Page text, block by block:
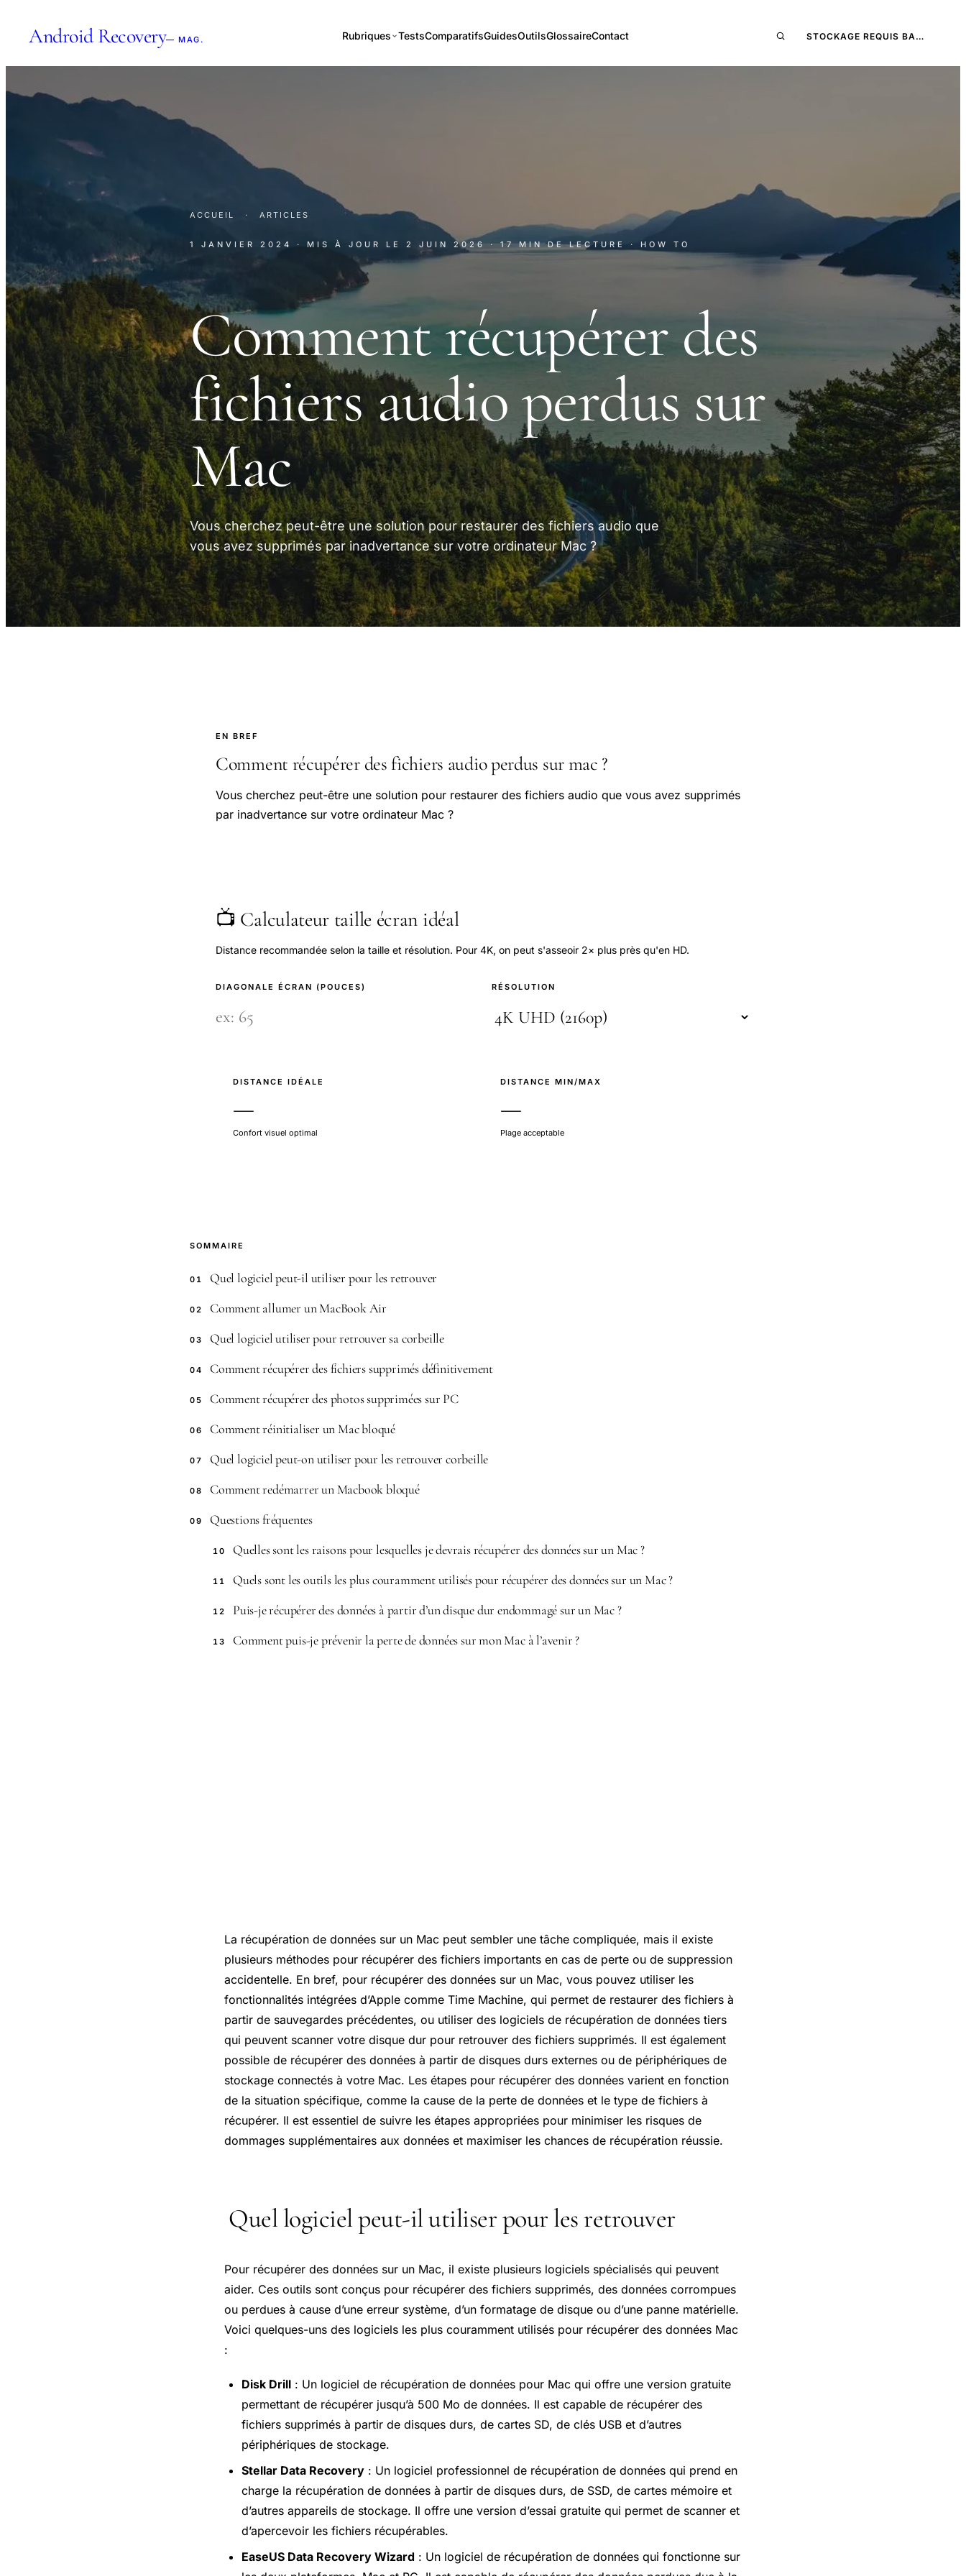
Android Recovery— MAG. Rubriques TestsComparatifsGuidesOutilsGlossaireContact STOCKAGE REQUIS BA…
ACCUEIL · ARTICLES
1 JANVIER 2024 · MIS À JOUR LE 2 JUIN 2026 · 17 MIN DE LECTURE · HOW TO
Comment récupérer des
fichiers audio perdus sur
Mac
Vous cherchez peut-être une solution pour restaurer des fichiers audio que
vous avez supprimés par inadvertance sur votre ordinateur Mac ?
EN BREF
Comment récupérer des fichiers audio perdus sur mac ?
Vous cherchez peut-être une solution pour restaurer des fichiers audio que vous avez supprimés
par inadvertance sur votre ordinateur Mac ?
📺 Calculateur taille écran idéal
Distance recommandée selon la taille et résolution. Pour 4K, on peut s'asseoir 2× plus près qu'en HD.
DIAGONALE ÉCRAN (POUCES) RÉSOLUTION
DISTANCE IDÉALE
—
Confort visuel optimal
DISTANCE MIN/MAX
—
Plage acceptable
SOMMAIRE
01 Quel logiciel peut-il utiliser pour les retrouver
02 Comment allumer un MacBook Air
03 Quel logiciel utiliser pour retrouver sa corbeille
04 Comment récupérer des fichiers supprimés définitivement
05 Comment récupérer des photos supprimées sur PC
06 Comment réinitialiser un Mac bloqué
07 Quel logiciel peut-on utiliser pour les retrouver corbeille
08 Comment redémarrer un Macbook bloqué
09 Questions fréquentes
10 Quelles sont les raisons pour lesquelles je devrais récupérer des données sur un Mac ?
11 Quels sont les outils les plus couramment utilisés pour récupérer des données sur un Mac ?
12 Puis-je récupérer des données à partir d’un disque dur endommagé sur un Mac ?
13 Comment puis-je prévenir la perte de données sur mon Mac à l’avenir ?
La récupération de données sur un Mac peut sembler une tâche compliquée, mais il existe
plusieurs méthodes pour récupérer des fichiers importants en cas de perte ou de suppression
accidentelle. En bref, pour récupérer des données sur un Mac, vous pouvez utiliser les
fonctionnalités intégrées d’Apple comme Time Machine, qui permet de restaurer des fichiers à
partir de sauvegardes précédentes, ou utiliser des logiciels de récupération de données tiers
qui peuvent scanner votre disque dur pour retrouver des fichiers supprimés. Il est également
possible de récupérer des données à partir de disques durs externes ou de périphériques de
stockage connectés à votre Mac. Les étapes pour récupérer des données varient en fonction
de la situation spécifique, comme la cause de la perte de données et le type de fichiers à
récupérer. Il est essentiel de suivre les étapes appropriées pour minimiser les risques de
dommages supplémentaires aux données et maximiser les chances de récupération réussie.
Quel logiciel peut-il utiliser pour les retrouver
Pour récupérer des données sur un Mac, il existe plusieurs logiciels spécialisés qui peuvent
aider. Ces outils sont conçus pour récupérer des fichiers supprimés, des données corrompues
ou perdues à cause d’une erreur système, d’un formatage de disque ou d’une panne matérielle.
Voici quelques-uns des logiciels les plus couramment utilisés pour récupérer des données Mac
:
Disk Drill : Un logiciel de récupération de données pour Mac qui offre une version gratuite
permettant de récupérer jusqu’à 500 Mo de données. Il est capable de récupérer des
fichiers supprimés à partir de disques durs, de cartes SD, de clés USB et d’autres
périphériques de stockage.
Stellar Data Recovery : Un logiciel professionnel de récupération de données qui prend en
charge la récupération de données à partir de disques durs, de SSD, de cartes mémoire et
d’autres appareils de stockage. Il offre une version d’essai gratuite qui permet de scanner et
d’apercevoir les fichiers récupérables.
EaseUS Data Recovery Wizard : Un logiciel de récupération de données qui fonctionne sur